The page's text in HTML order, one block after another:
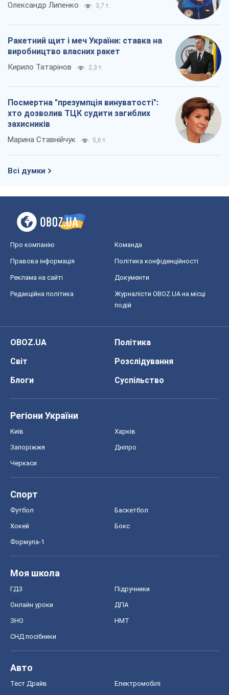
Олександр Липенко 3,7 т.
Ракетний щит і меч України: ставка на
виробництво власних ракет
Кирило Татарінов 2,3 т.
Посмертна "презумпція винуватості":
хто дозволив ТЦК судити загиблих
захисників
Марина Ставнійчук 5,6 т.
Всі думки
Про компанію Команда
Правова інформація Політика конфіденційності
Реклама на сайті Документи
Редакційна політика
Журналісти OBOZ.UA на місці
подій
OBOZ.UA
Політика
Світ
Розслідування
Блоги
Суспільство
Регіони України
Київ Харків
Запоріжжя Дніпро
Черкаси
Спорт
Футбол Баскетбол
Хокей Бокс
Формула-1
Моя школа
ГДЗ Підручники
Онлайн уроки ДПА
ЗНО НМТ
СНД посібники
Авто
Тест Драйв Електромобілі